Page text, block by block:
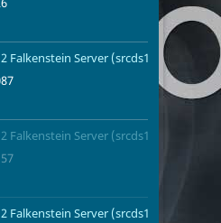
Falkenstein Server (srcds1001-fsn-
0/4
c9m1_alleys
Falkenstein Server (srcds1005-fsn-
Falkenstein Server (srcds1004-fsn-